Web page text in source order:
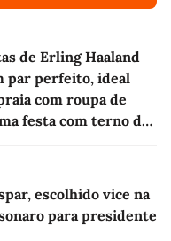
de Erling Haaland
par perfeito, ideal
com roupa de
festa com terno de
escolhido vice na
para presidente